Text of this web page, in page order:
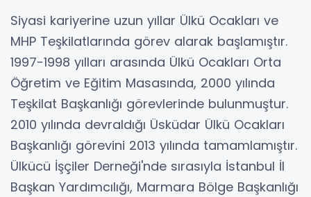
Siyasi kariyerine uzun yıllar Ülkü Ocakları ve
MHP Teşkilatlarında görev alarak başlamıştır.
1997-1998 yılları arasında Ülkü Ocakları Orta
Öğretim ve Eğitim Masasında, 2000 yılında
Teşkilat Başkanlığı görevlerinde bulunmuştur.
2010 yılında devraldığı Üsküdar Ülkü Ocakları
Başkanlığı görevini 2013 yılında tamamlamıştır.
Ülkücü İşçiler Derneği'nde sırasıyla İstanbul İl
Başkan Yardımcılığı, Marmara Bölge Başkanlığı